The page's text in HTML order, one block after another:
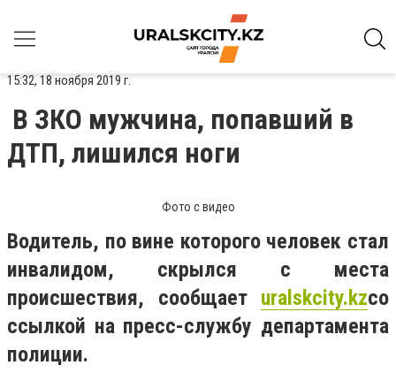
15:32, 18 ноября 2019 г.
В ЗКО мужчина, попавший в
ДТП, лишился ноги
Фото с видео
Водитель, по вине которого человек стал
инвалидом, скрылся с места
происшествия, сообщает uralskcity.kzсо
ссылкой на пресс-службу департамента
полиции.